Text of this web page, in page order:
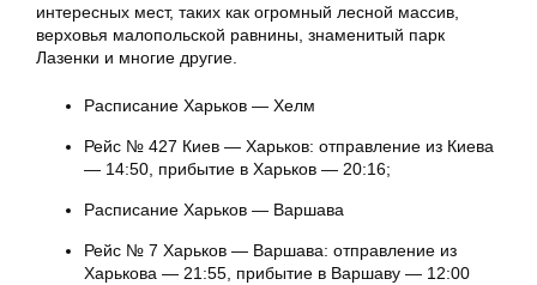
интересных мест, таких как огромный лесной массив,
верховья малопольской равнины, знаменитый парк
Лазенки и многие другие.
Расписание Харьков — Хелм
Рейс № 427 Киев — Харьков: отправление из Киева
— 14:50, прибытие в Харьков — 20:16;
Расписание Харьков — Варшава
Рейс № 7 Харьков — Варшава: отправление из
Харькова — 21:55, прибытие в Варшаву — 12:00